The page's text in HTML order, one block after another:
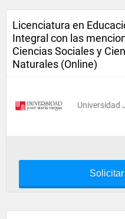
Licenciatura en
Integral con las
Ciencias Sociales y
Naturales (Online)
Universidad